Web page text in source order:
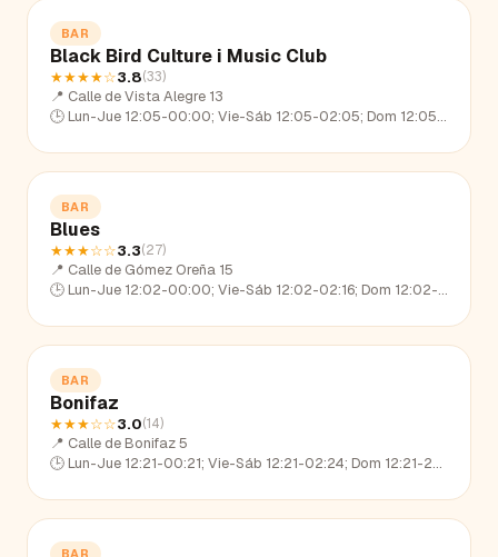
BAR
Black Bird Culture i Music Club
★★★★☆3.8(33)
📍 Calle de Vista Alegre 13
🕒 Lun-Jue 12:05-00:00; Vie-Sáb 12:05-02:05; Dom 12:05-23:11
BAR
Blues
★★★☆☆3.3(27)
📍 Calle de Gómez Oreña 15
🕒 Lun-Jue 12:02-00:00; Vie-Sáb 12:02-02:16; Dom 12:02-22:47
BAR
Bonifaz
★★★☆☆3.0(14)
📍 Calle de Bonifaz 5
🕒 Lun-Jue 12:21-00:21; Vie-Sáb 12:21-02:24; Dom 12:21-23:26
BAR